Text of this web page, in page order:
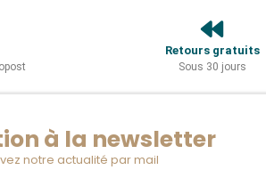
Retours gratuits
Sous 30 jours
à la newsletter
notre actualité par mail